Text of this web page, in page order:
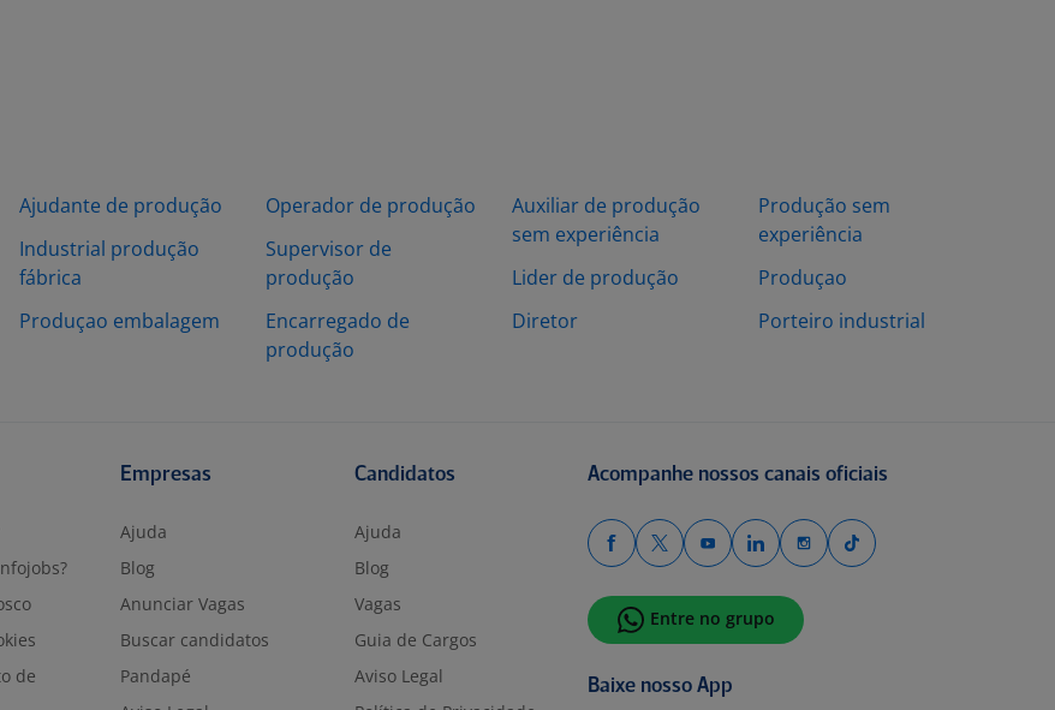
Ajudante de produção
Industrial produção
fábrica
Produçao embalagem
Operador de produção
Supervisor de
produção
Encarregado de
produção
Auxiliar de produção
sem experiência
Lider de produção
Diretor
Produção sem
experiência
Produçao
Porteiro industrial
de
Empresas
Ajuda
Blog
Anunciar Vagas
Buscar candidatos
Pandapé
Candidatos
Ajuda
Blog
Vagas
Guia de Cargos
Aviso Legal
Acompanhe nossos canais oficiais
Entre no grupo
Baixe nosso App